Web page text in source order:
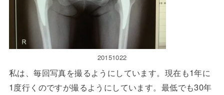
20151022
私は、毎回写真を撮るようにしています。現在も1年に
1度行くのですが撮るようにしています。最低でも30年